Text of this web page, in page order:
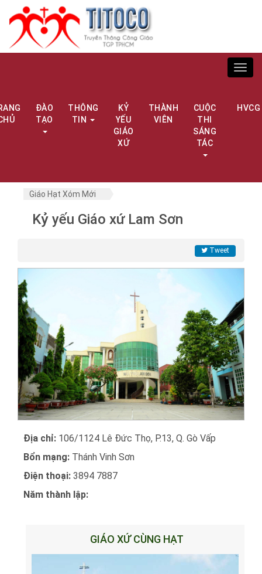
ĐÀO
TẠO
THÔNG
TIN
KỶ
YẾU
GIÁO
XỨ
THÀNH
VIÊN
CUỘC
THI
SÁNG
TÁC
HVCG
Giáo Hạt Xóm Mới
Kỷ yếu Giáo xứ Lam Sơn
Tweet
Địa chỉ: 106/1124 Lê Đức Thọ, P.13, Q. Gò Vấp
Bổn mạng: Thánh Vinh Sơn
Điện thoại: 3894 7887
Năm thành lập:
GIÁO XỨ CÙNG HẠT